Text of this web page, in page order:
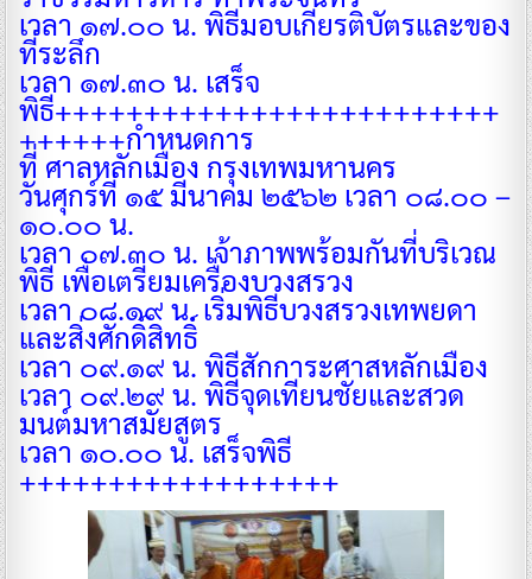
เวลา ๑๗.๐๐ น. พิธีมอบเกียรติบัตรและของ
ที่ระลึก
เวลา ๑๗.๓๐ น. เสร็จ
พิธี+++++++++++++++++++++++++
++++++กำหนดการ
ที่ ศาลหลักเมือง กรุงเทพมหานคร
วันศุกร์ที่ ๑๕ มีนาคม ๒๕๖๒ เวลา ๐๘.๐๐ –
๑๐.๐๐ น.
เวลา ๐๗.๓๐ น. เจ้าภาพพร้อมกันที่บริเวณ
พิธี เพื่อเตรียมเครื่องบวงสรวง
เวลา ๐๘.๑๙ น. เริ่มพิธีบวงสรวงเทพยดา
และสิ่งศักดิ์สิทธิ์
เวลา ๐๙.๑๙ น. พิธีสักการะศาสหลักเมือง
เวลา ๐๙.๒๙ น. พิธีจุดเทียนชัยและสวด
มนต์มหาสมัยสูตร
เวลา ๑๐.๐๐ น. เสร็จพิธี
++++++++++++++++++